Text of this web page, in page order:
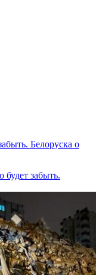
Белоруска о
забыть.